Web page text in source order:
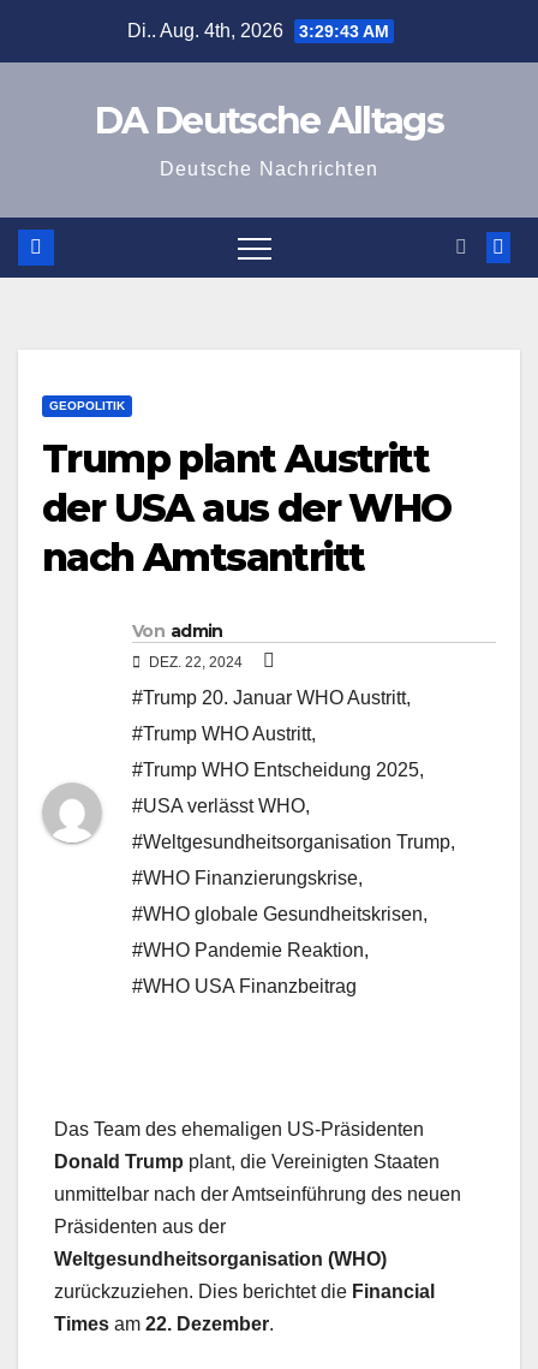
Di.. Aug. 4th, 2026 3:29:43 AM
DA Deutsche Alltags
Deutsche Nachrichten
GEOPOLITIK
Trump plant Austritt
der USA aus der WHO
nach Amtsantritt
Von admin
DEZ. 22, 2024
#Trump 20. Januar WHO Austritt,
#Trump WHO Austritt,
#Trump WHO Entscheidung 2025,
#USA verlässt WHO,
#Weltgesundheitsorganisation Trump,
#WHO Finanzierungskrise,
#WHO globale Gesundheitskrisen,
#WHO Pandemie Reaktion,
#WHO USA Finanzbeitrag
Das Team des ehemaligen US-Präsidenten
Donald Trump plant, die Vereinigten Staaten
unmittelbar nach der Amtseinführung des neuen
Präsidenten aus der
Weltgesundheitsorganisation (WHO)
zurückzuziehen. Dies berichtet die Financial
Times am 22. Dezember.